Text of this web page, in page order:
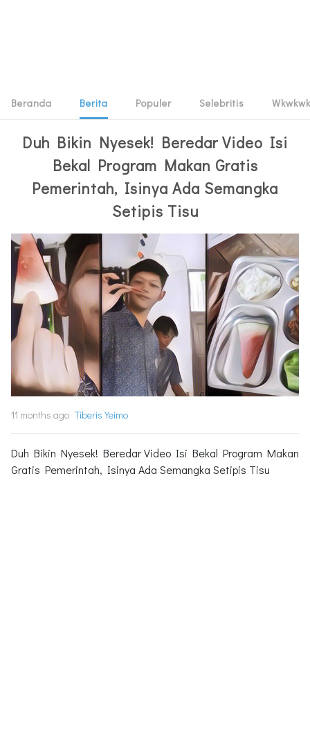
Beranda Berita Populer Selebritis Wkwkwk
Duh Bikin Nyesek! Beredar Video Isi
Bekal Program Makan Gratis
Pemerintah, Isinya Ada Semangka
Setipis Tisu
11 months ago Tiberis Yeimo
Duh Bikin Nyesek! Beredar Video Isi Bekal Program Makan
Gratis Pemerintah, Isinya Ada Semangka Setipis Tisu